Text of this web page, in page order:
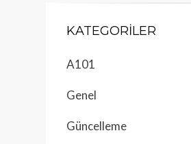
KATEGORILER
A101
Genel
Güncelleme